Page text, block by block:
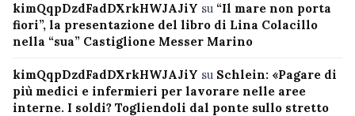
kimQqpDzdFadDXrkHWJAJiY su “Il mare non porta
fiori”, la presentazione del libro di Lina Colacillo
nella “sua” Castiglione Messer Marino
kimQqpDzdFadDXrkHWJAJiY su Schlein: «Pagare di
più medici e infermieri per lavorare nelle aree
interne. I soldi? Togliendoli dal ponte sullo stretto